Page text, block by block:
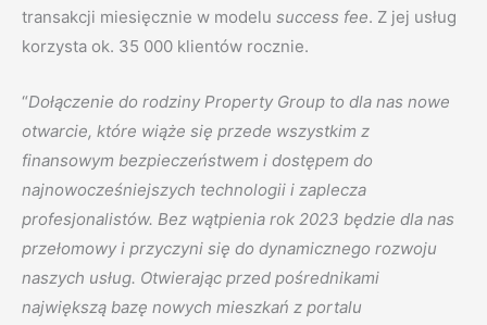
transakcji miesięcznie w modelu success fee. Z jej usług
korzysta ok. 35 000 klientów rocznie.
“Dołączenie do rodziny Property Group to dla nas nowe
otwarcie, które wiąże się przede wszystkim z
finansowym bezpieczeństwem i dostępem do
najnowocześniejszych technologii i zaplecza
profesjonalistów. Bez wątpienia rok 2023 będzie dla nas
przełomowy i przyczyni się do dynamicznego rozwoju
naszych usług. Otwierając przed pośrednikami
największą bazę nowych mieszkań z portalu